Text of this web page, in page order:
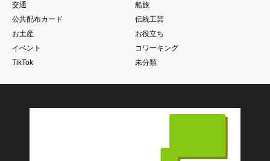
交通
船旅
公共配布カード
伝統工芸
お土産
お役立ち
イベント
コワーキング
TikTok
未分類